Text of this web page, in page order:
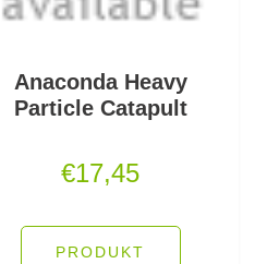
Anaconda Heavy
Particle Catapult
€17,45
PRODUKT